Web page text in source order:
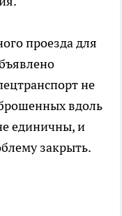
проезда для
не
вдоль
единичны, и
закрыть.